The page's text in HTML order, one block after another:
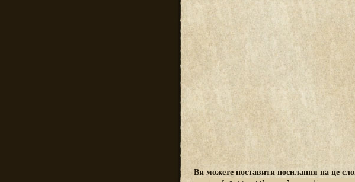
Ви можете поставити посилання на це